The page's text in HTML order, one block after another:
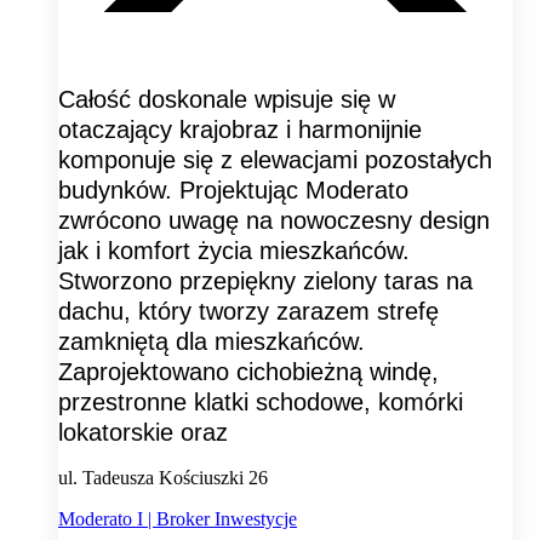
Całość doskonale wpisuje się w
otaczający krajobraz i harmonijnie
komponuje się z elewacjami pozostałych
budynków. Projektując Moderato
zwrócono uwagę na nowoczesny design
jak i komfort życia mieszkańców.
Stworzono przepiękny zielony taras na
dachu, który tworzy zarazem strefę
zamkniętą dla mieszkańców.
Zaprojektowano cichobieżną windę,
przestronne klatki schodowe, komórki
lokatorskie oraz
ul. Tadeusza Kościuszki 26
Moderato I | Broker Inwestycje